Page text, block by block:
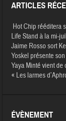
ARTICLES
Hot Chip rééditera
Life Stand à la mi-
Jaime Rosso sort
Yoskel présente
Yaya Minté vient de
« Les larmes
ÉVÈNEMENT